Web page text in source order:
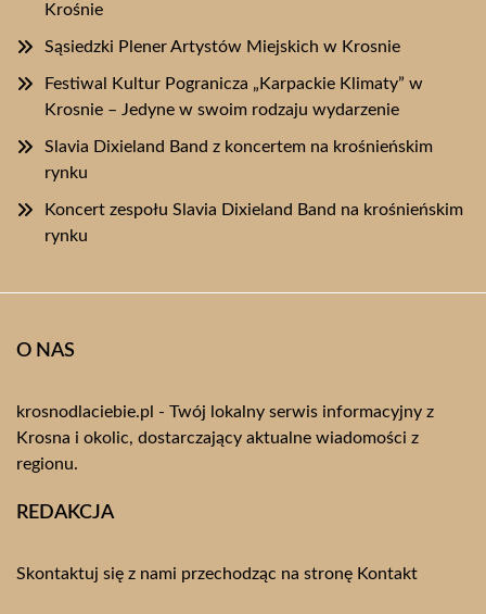
Krośnie
Sąsiedzki Plener Artystów Miejskich w Krosnie
Festiwal Kultur Pogranicza „Karpackie Klimaty” w
Krosnie – Jedyne w swoim rodzaju wydarzenie
Slavia Dixieland Band z koncertem na krośnieńskim
rynku
Koncert zespołu Slavia Dixieland Band na krośnieńskim
rynku
O NAS
krosnodlaciebie.pl - Twój lokalny serwis informacyjny z
Krosna i okolic, dostarczający aktualne wiadomości z
regionu.
REDAKCJA
Skontaktuj się z nami przechodząc na stronę Kontakt